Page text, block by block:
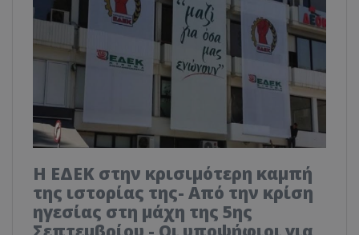
Η ΕΔΕΚ στην κρισιμότερη καμπή
της ιστορίας της- Από την κρίση
ηγεσίας στη μάχη της 5ης